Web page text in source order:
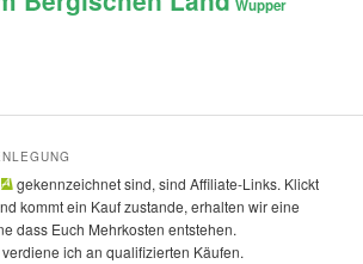
Wupper
gekennzeichnet sind, sind Affiliate-Links. Klickt
kommt ein Kauf zustande, erhalten wir eine
dass Euch Mehrkosten entstehen.
ich an qualifizierten Käufen.